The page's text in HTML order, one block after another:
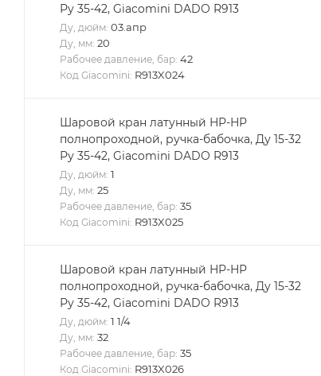
Ру 35-42, Giacomini DADO R913
Ду, дюйм: 03.апр
Ду, мм: 20
Рабочее давление, бар: 42
Код Giacomini: R913X024
Шаровой кран латунный НР-НР
полнопроходной, ручка-бабочка, Ду 15-32
Ру 35-42, Giacomini DADO R913
Ду, дюйм: 1
Ду, мм: 25
Рабочее давление, бар: 35
Код Giacomini: R913X025
Шаровой кран латунный НР-НР
полнопроходной, ручка-бабочка, Ду 15-32
Ру 35-42, Giacomini DADO R913
Ду, дюйм: 1 1/4
Ду, мм: 32
Рабочее давление, бар: 35
Код Giacomini: R913X026